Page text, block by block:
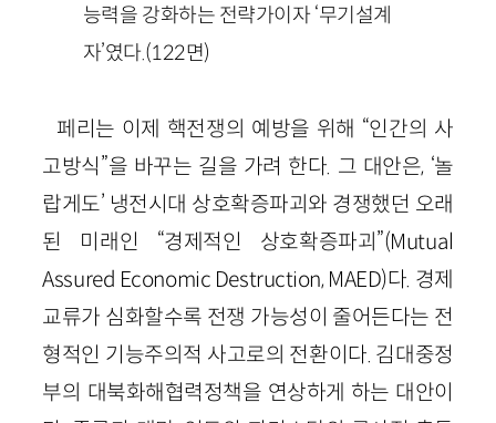
능력을 강화하는 전략가이자 ‘무기설계
자’였다.(122면)
페리는 이제 핵전쟁의 예방을 위해 “인간의 사
고방식”을 바꾸는 길을 가려 한다. 그 대안은, ‘놀
랍게도’ 냉전시대 상호확증파괴와 경쟁했던 오래
된 미래인 “경제적인 상호확증파괴”(Mutual
Assured Economic Destruction, MAED)다. 경제
교류가 심화할수록 전쟁 가능성이 줄어든다는 전
형적인 기능주의적 사고로의 전환이다. 김대중정
부의 대북화해협력정책을 연상하게 하는 대안이